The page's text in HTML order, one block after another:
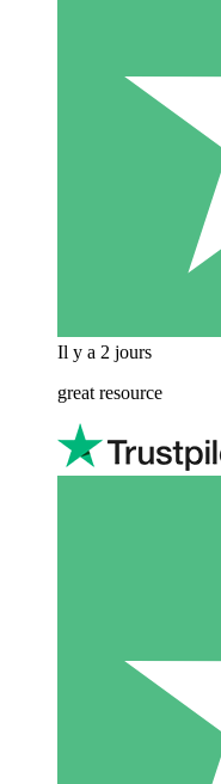
Il y a 2 jours
great resource